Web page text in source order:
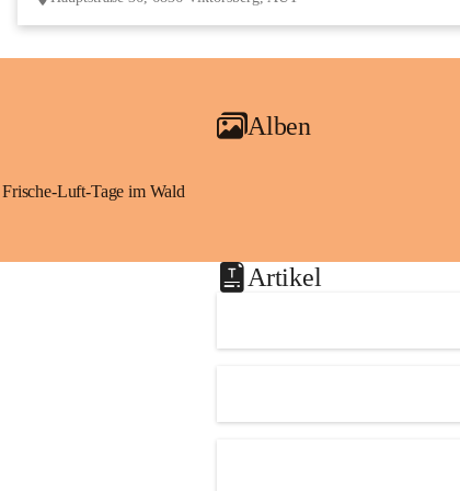
Alben
Frische-Luft-Tage im Wald
Artikel